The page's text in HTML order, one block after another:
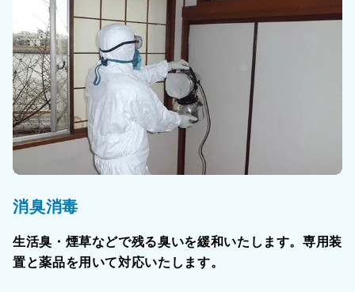
消臭消毒
生活臭・煙草などで残る臭いを緩和いたします。専用装
置と薬品を用いて対応いたします。